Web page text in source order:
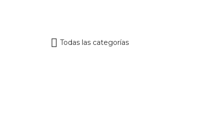
Todas las categorías